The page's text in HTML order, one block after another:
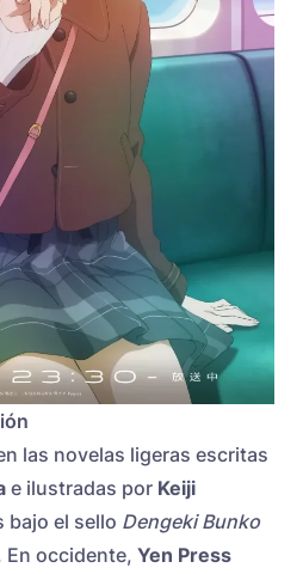
las novelas ligeras escritas
e ilustradas por Keiji
bajo el sello Dengeki Bunko
En occidente, Yen Press